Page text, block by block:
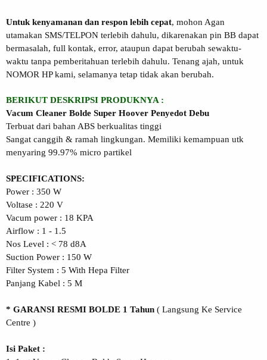
Untuk kenyamanan dan respon lebih cepat, mohon Agan
utamakan SMS/TELPON terlebih dahulu, dikarenakan pin BB dapat
bermasalah, full kontak, error, ataupun dapat berubah sewaktu-
waktu tanpa pemberitahuan terlebih dahulu. Tenang ajah, untuk
NOMOR HP kami, selamanya tetap tidak akan berubah.
BERIKUT DESKRIPSI PRODUKNYA :
Vacum Cleaner Bolde Super Hoover Penyedot Debu
Terbuat dari bahan ABS berkualitas tinggi
Sangat canggih & ramah lingkungan. Memiliki kemampuan utk
menyaring 99.97% micro partikel
SPECIFICATIONS:
Power : 350 W
Voltase : 220 V
Vacum power : 18 KPA
Airflow : 1 - 1.5
Nos Level : < 78 d8A
Suction Power : 150 W
Filter System : 5 With Hepa Filter
Panjang Kabel : 5 M
* GARANSI RESMI BOLDE 1 Tahun ( Langsung Ke Service
Centre )
Isi Paket :